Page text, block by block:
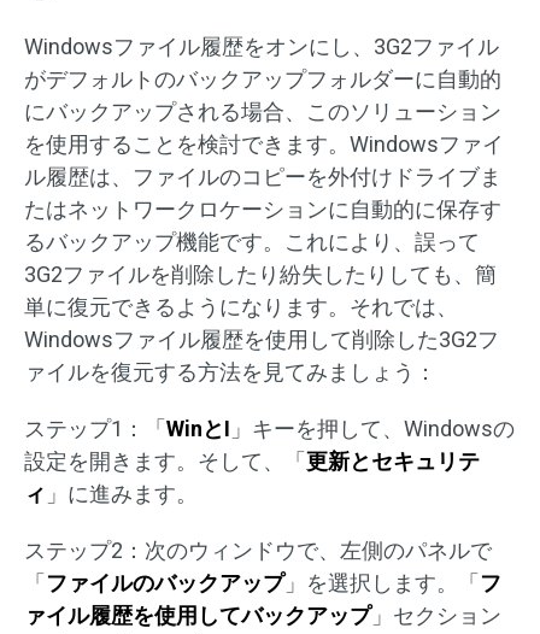
Windowsファイル履歴をオンにし、3G2ファイル
がデフォルトのバックアップフォルダーに自動的
にバックアップされる場合、このソリューション
を使用することを検討できます。Windowsファイ
ル履歴は、ファイルのコピーを外付けドライブま
たはネットワークロケーションに自動的に保存す
るバックアップ機能です。これにより、誤って
3G2ファイルを削除したり紛失したりしても、簡
単に復元できるようになります。それでは、
Windowsファイル履歴を使用して削除した3G2フ
ァイルを復元する方法を見てみましょう：
ステップ1：「 WinとI 」キーを押して、Windowsの
設定を開きます。そして、「 更新とセキュリテ
ィ 」に進みます。
ステップ2：次のウィンドウで、左側のパネルで
「 ファイルのバックアップ」を選択します。「 フ
ァイル履歴を使用してバックアップ」セクション